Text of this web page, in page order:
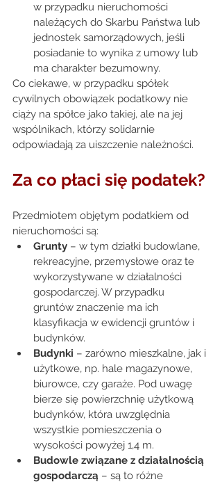
w przypadku nieruchomości
należących do Skarbu Państwa lub
jednostek samorządowych, jeśli
posiadanie to wynika z umowy lub
ma charakter bezumowny.
Co ciekawe, w przypadku spółek
cywilnych obowiązek podatkowy nie
ciąży na spółce jako takiej, ale na jej
wspólnikach, którzy solidarnie
odpowiadają za uiszczenie należności.
Za co płaci się podatek?
Przedmiotem objętym podatkiem od
nieruchomości są:
Grunty – w tym działki budowlane,
rekreacyjne, przemysłowe oraz te
wykorzystywane w działalności
gospodarczej. W przypadku
gruntów znaczenie ma ich
klasyfikacja w ewidencji gruntów i
budynków.
Budynki – zarówno mieszkalne, jak i
użytkowe, np. hale magazynowe,
biurowce, czy garaże. Pod uwagę
bierze się powierzchnię użytkową
budynków, która uwzględnia
wszystkie pomieszczenia o
wysokości powyżej 1,4 m.
Budowle związane z działalnością
gospodarczą – są to różne